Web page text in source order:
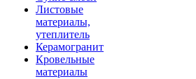
Листовые
материалы,
утеплитель
Керамогранит
Кровельные
материалы